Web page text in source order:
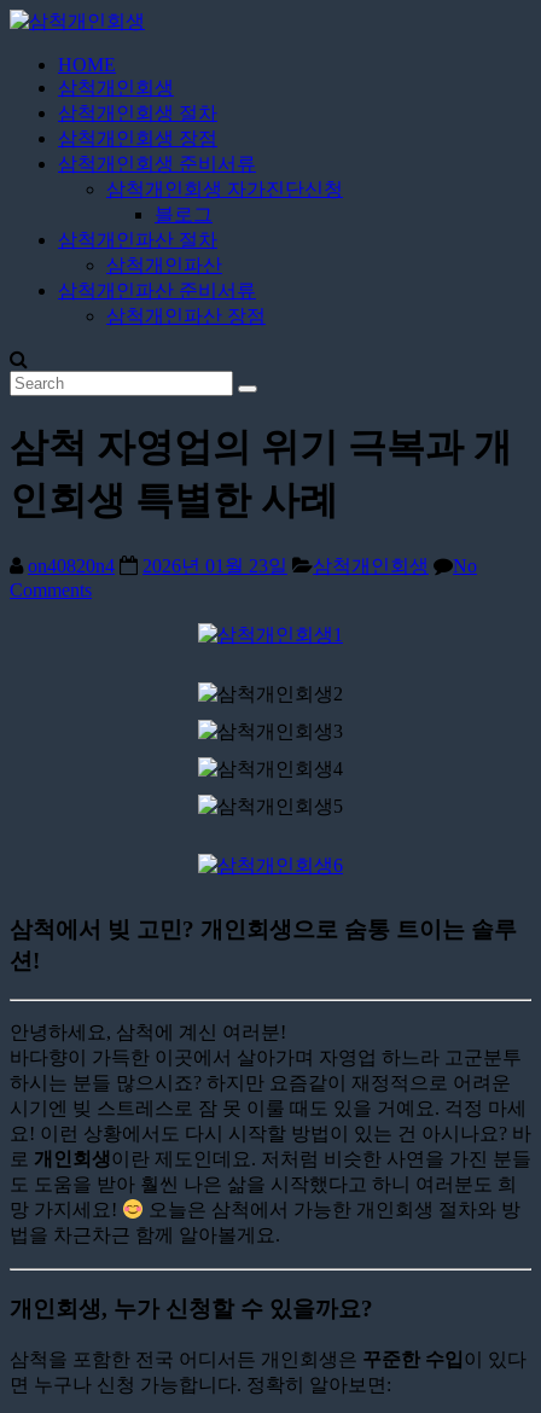
Skip
content
상
담
HOME
삼척개인회생
삼척개인회생 절차
삼척개인회생 장점
삼척개인회생 준비서류
삼척개인회생 자가진단신청
블로그
삼척개인파산 절차
삼척개인파산
삼척개인파산 준비서류
삼척개인파산 장점
삼척 자영업의 위기 극복과 개
인회생 특별한 사례
on40820n4 2026년 01월 23일 삼척개인회생
No
Comments
삼척에서 빚 고민? 개인회생으로 숨통 트이는 솔루
션!
안녕하세요, 삼척에 계신 여러분!
바다향이 가득한 이곳에서 살아가며 자영업 하느라 고군분투
하시는 분들 많으시죠? 하지만 요즘같이 재정적으로 어려운
시기엔 빚 스트레스로 잠 못 이룰 때도 있을 거예요. 걱정 마세
요! 이런 상황에서도 다시 시작할 방법이 있는 건 아시나요? 바
로 개인회생이란 제도인데요. 저처럼 비슷한 사연을 가진 분들
도 도움을 받아 훨씬 나은 삶을 시작했다고 하니 여러분도 희
망 가지세요!
오늘은 삼척에서 가능한 개인회생 절차와 방
법을 차근차근 함께 알아볼게요.
개인회생, 누가 신청할 수 있을까요?
삼척을 포함한 전국 어디서든 개인회생은 꾸준한 수입 이 있다
면 누구나 신청 가능합니다. 정확히 알아보면: